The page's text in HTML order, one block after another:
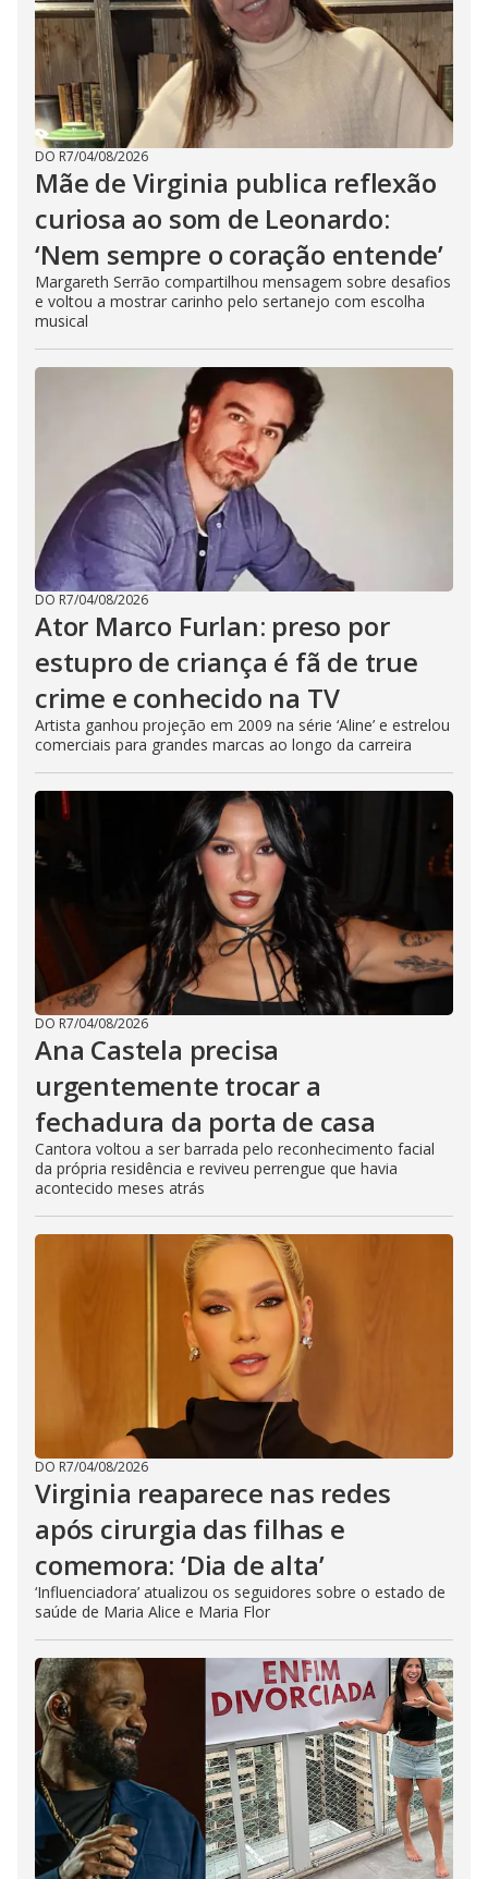
DO R7/04/08/2026
Mãe de Virginia publica reflexão
curiosa ao som de Leonardo:
‘Nem sempre o coração entende’
Margareth Serrão compartilhou mensagem sobre desafios
e voltou a mostrar carinho pelo sertanejo com escolha
musical
DO R7/04/08/2026
Ator Marco Furlan: preso por
estupro de criança é fã de true
crime e conhecido na TV
Artista ganhou projeção em 2009 na série ‘Aline’ e estrelou
comerciais para grandes marcas ao longo da carreira
DO R7/04/08/2026
Ana Castela precisa
urgentemente trocar a
fechadura da porta de casa
Cantora voltou a ser barrada pelo reconhecimento facial
da própria residência e reviveu perrengue que havia
acontecido meses atrás
DO R7/04/08/2026
Virginia reaparece nas redes
após cirurgia das filhas e
comemora: ‘Dia de alta’
‘Influenciadora’ atualizou os seguidores sobre o estado de
saúde de Maria Alice e Maria Flor